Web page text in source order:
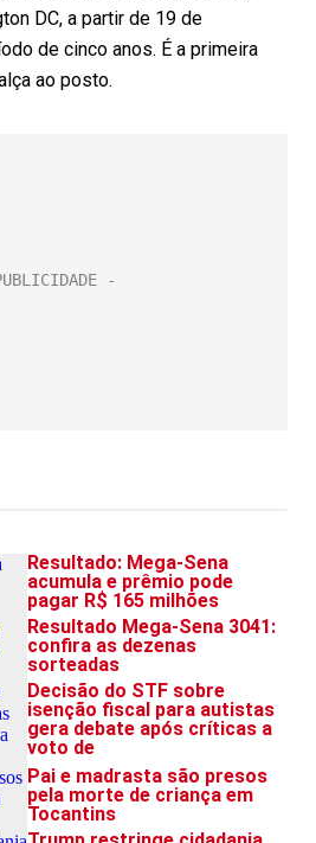
DC, a partir de 19 de
de cinco anos. É a primeira
ao posto.